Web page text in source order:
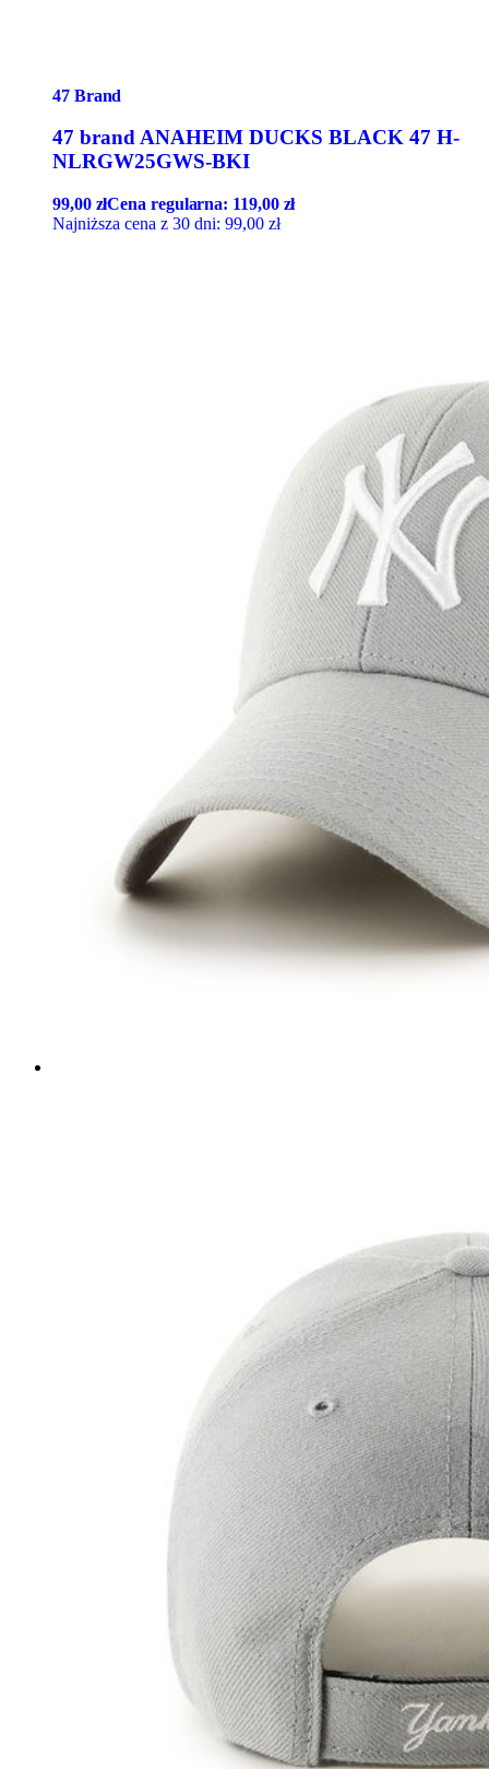
47 Brand
47 brand ANAHEIM DUCKS BLACK 47 H-
NLRGW25GWS-BKI
99,00 złCena regularna: 119,00 zł
Najniższa cena z 30 dni: 99,00 zł